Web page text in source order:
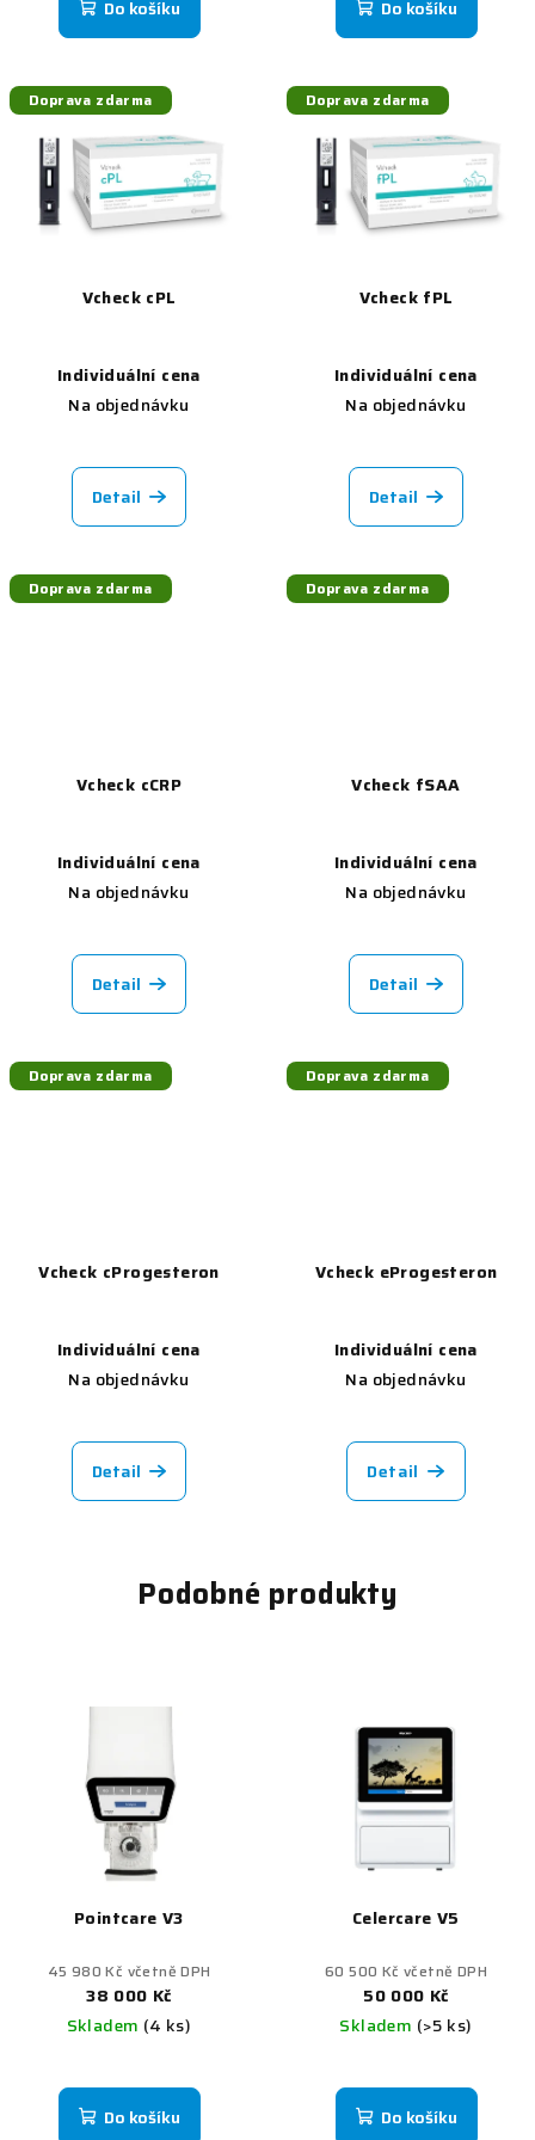
Do košíku Do košíku
Doprava zdarma
Vcheck cPL
Individuální cena
Na objednávku
Detail
Doprava zdarma
Vcheck fPL
Individuální cena
Na objednávku
Detail
Doprava zdarma
Vcheck cCRP
Individuální cena
Na objednávku
Detail
Doprava zdarma
Vcheck fSAA
Individuální cena
Na objednávku
Detail
Doprava zdarma
Vcheck cProgesteron
Individuální cena
Na objednávku
Detail
Doprava zdarma
Vcheck eProgesteron
Individuální cena
Na objednávku
Detail
Podobné produkty
Pointcare V3
45 980 Kč včetně DPH
38 000 Kč
Skladem (4 ks)
Do košíku
Celercare V5
60 500 Kč včetně DPH
50 000 Kč
Skladem (>5 ks)
Do košíku